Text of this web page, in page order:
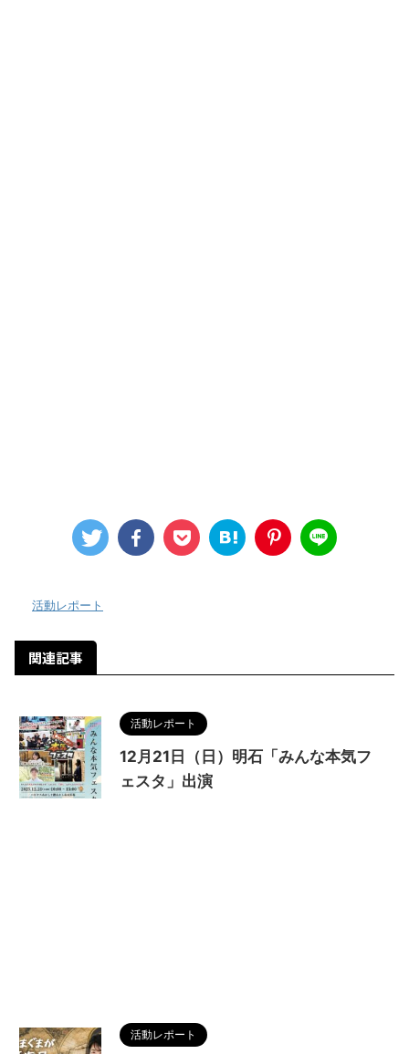
活動レポート
関連記事
活動レポート
12月21日（日）明石「みんな本気フ
ェスタ」出演
活動レポート